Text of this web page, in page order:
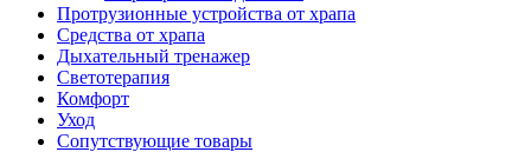
Протрузионные устройства от храпа
Средства от храпа
Дыхательный тренажер
Светотерапия
Комфорт
Уход
Сопутствующие товары